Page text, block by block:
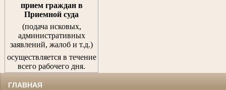
прием граждан в
Приемной суда
(подача исковых,
административных
заявлений, жалоб и т.д.)
осуществляется в течение
всего рабочего дня.
ГЛАВНАЯ